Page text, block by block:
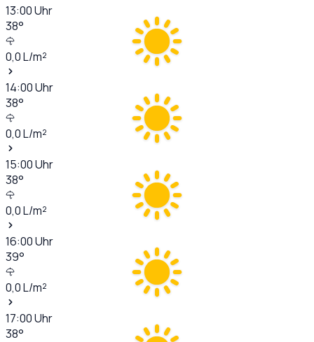
13:00Uhr
38°
0,0L/m²
14:00Uhr
38°
0,0L/m²
15:00Uhr
38°
0,0L/m²
16:00Uhr
39°
0,0L/m²
17:00Uhr
38°